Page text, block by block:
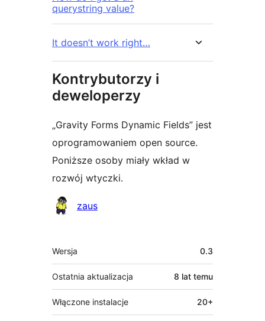
querystring value?
It doesn’t work right…
Kontrybutorzy i
deweloperzy
„Gravity Forms Dynamic Fields” jest
oprogramowaniem open source.
Poniższe osoby miały wkład w
rozwój wtyczki.
Zaangażowani
zaus
Meta
Wersja 0.3
Ostatnia aktualizacja 8 lat temu
Włączone instalacje 20+